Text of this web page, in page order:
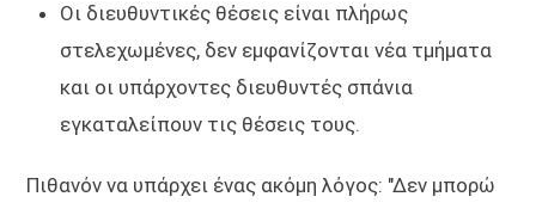
Οι διευθυντικές θέσεις είναι πλήρως
στελεχωμένες, δεν εμφανίζονται νέα τμήματα
και οι υπάρχοντες διευθυντές σπάνια
εγκαταλείπουν τις θέσεις τους.
Πιθανόν να υπάρχει ένας ακόμη λόγος: "Δεν μπορώ